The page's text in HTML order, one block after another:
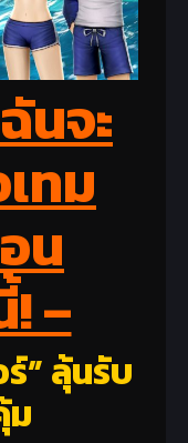
นจะ
ทม
น
–
” ลุ้นรับ
ม